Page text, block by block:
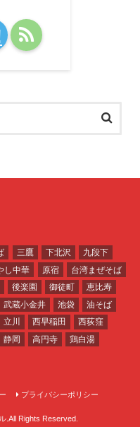
三鷹 下北沢
九段下
し中華 原宿
台湾まぜそば
後楽園 御徒町
恵比寿
武蔵小金井 池袋
油そば
立川 西早稲田
西荻窪
静岡 高円寺 鶏白湯
プライバシーポリシー
.All Rights Reserved.